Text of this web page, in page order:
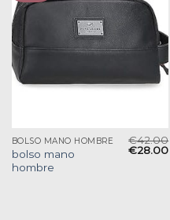
BOLSO MANO HOMBRE
bolso mano
hombre
€42.00
€28.00